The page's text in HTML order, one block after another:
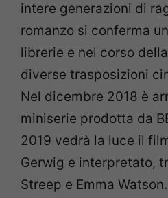
intere generazioni di
romanzo si conferma
librerie e nel corso
diverse trasposizioni
Nel dicembre 2018 è
miniserie prodotta da
2019 vedrà la luce il
Gerwig e interpretato,
Streep e Emma